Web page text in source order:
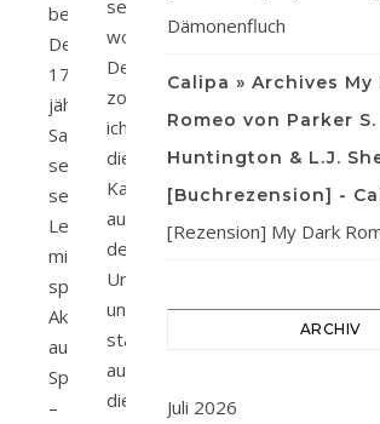
besiegen?
Der
17-
jährige
Sacha
setzt
sein
Leben
mit
spektakulären
Aktionen
aufs
Spiel
–
sehen
wollte.
Dennoch
zog
ich
die
Karte
aus
dem
Umschlag
und
starrte
auf
die…
Dämonenfluch
Calipa » Archives My
Romeo von Parker S.
Huntington & L.J.
[Buchrezension] -
[Rezension] My Dark
ARCHIV
Juli 2026